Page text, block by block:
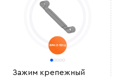
Зажим крепежный